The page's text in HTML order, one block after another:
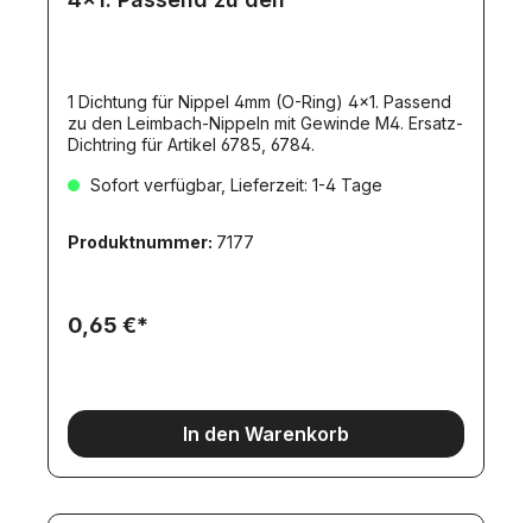
1 Dichtung für Nippel 4mm (O-Ring) 4x1. Passend
zu den Leimbach-Nippeln mit Gewinde M4. Ersatz-
Dichtring für Artikel 6785, 6784.
Sofort verfügbar, Lieferzeit: 1-4 Tage
Produktnummer: 7177
0,65 €*
In den Warenkorb